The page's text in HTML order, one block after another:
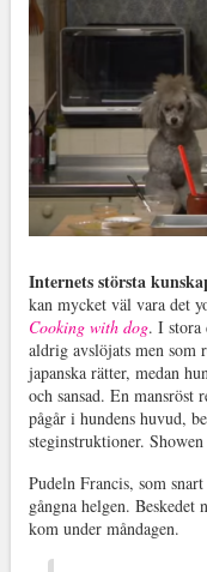
Internets största
kan mycket väl vara det
Cooking with dog. I stora
aldrig avslöjats men
japanska rätter, medan
och sansad. En mansröst
pågår i hundens huvud,
steginstruktioner.
Pudeln Francis, som
gångna helgen. Beskedet
kom under måndagen.